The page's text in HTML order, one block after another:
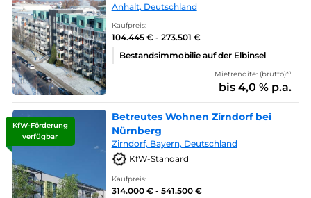
Anhalt, Deutschland
Kaufpreis:
104.445 € - 273.501 €
Bestandsimmobilie auf der Elbinsel
Mietrendite: (brutto)*¹
bis 4,0 % p.a.
KfW-Förderung
verfügbar
Betreutes Wohnen Zirndorf bei
Nürnberg
Zirndorf, Bayern, Deutschland
KfW-Standard
Kaufpreis:
314.000 € - 541.500 €